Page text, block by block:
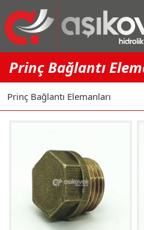
Prinç Bağlantı